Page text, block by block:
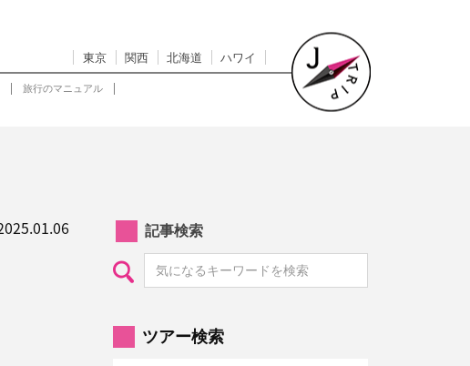
東京 関西 北海道 ハワイ
旅行のマニュアル
記事検索
ツアー検索